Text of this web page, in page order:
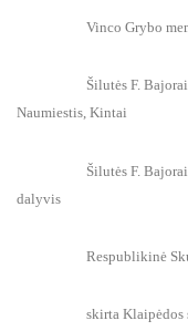
Vinco Grybo
Šilutės F. Bajoraičio
Naumiestis, Kintai
Šilutės F. Bajoraičio
dalyvis
Respublikinė
skirta Klaipėdos